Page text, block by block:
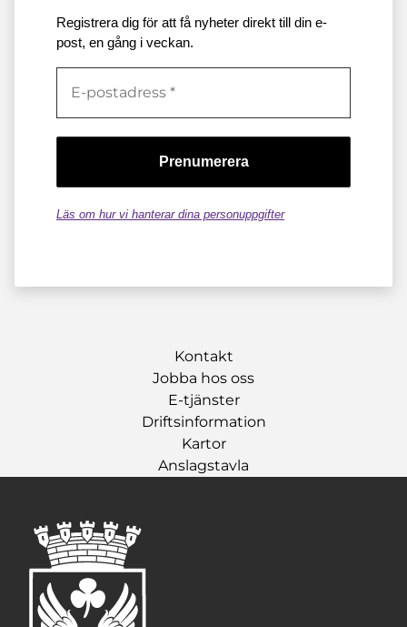
Registrera dig för att få nyheter direkt till din e-
post, en gång i veckan.
Läs om hur vi hanterar dina personuppgifter
Kontakt
Jobba hos oss
E-tjänster
Driftsinformation
Kartor
Anslagstavla